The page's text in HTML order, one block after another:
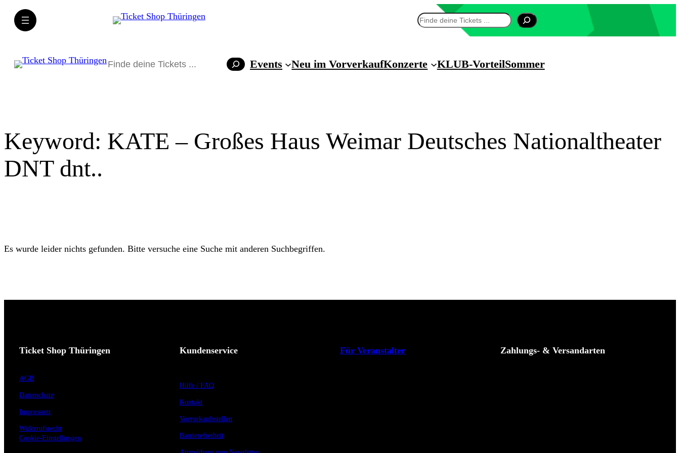
Direkt
zum
Suchen
Suchen Events Neu im VorverkaufKonzerte KLUB-VorteilSommer
Keyword: KATE – Großes Haus Weimar Deutsches Nationaltheater
DNT dnt..
Es wurde leider nichts gefunden. Bitte versuche eine Suche mit anderen Suchbegriffen.
Ticket Shop Thüringen
AGB
Datenschutz
Impressum
Widerrufsrecht
Cookie-Einstellungen
Kundenservice
Hilfe / FAQ
Kontakt
Vorverkaufsstellen
Barrierefreiheit
Für Veranstalter Zahlungs- & Versandarten